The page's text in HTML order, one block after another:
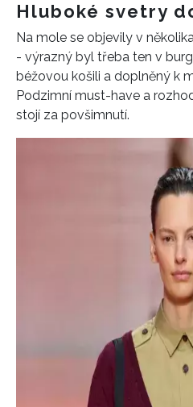
Hluboké svetry
Na mole se objevily v
- výrazný byl třeba ten v
béžovou košili a doplněný k
Podzimní must-have a
stojí za povšimnutí.